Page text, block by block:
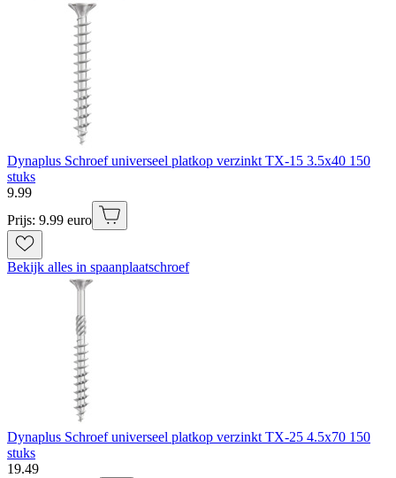
Dynaplus Schroef universeel platkop verzinkt TX-15 3.5x40 150
stuks
9.99
Prijs: 9.99 euro
Bekijk alles in spaanplaatschroef
Dynaplus Schroef universeel platkop verzinkt TX-25 4.5x70 150
stuks
19.49